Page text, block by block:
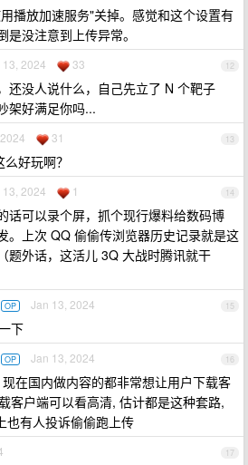
播放加速服务"关掉。感觉和这个设置有
没注意到上传异常。
12
2024 33
还没人说什么，自己先立了 N 个靶子
架好满足你吗...
13
31
好玩啊？
14
2024 1
话可以录个屏，抓个现行爆料给数码博
。上次 QQ 偷偷传浏览器历史记录就是这
题外话，这活儿 3Q 大战时腾讯就干
15
OP Jan 13, 2024
下
16
OP Jan 13, 2024
在国内做内容的都非常想让用户下载客
客户端可以看高清, 估计都是这种套路,
也有人投诉偷偷跑上传
17